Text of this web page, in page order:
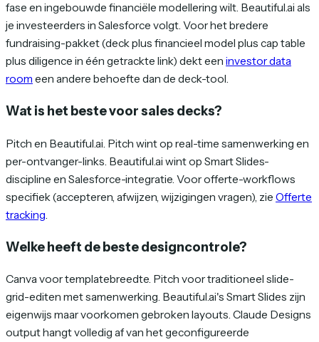
fase en ingebouwde financiële modellering wilt. Beautiful.ai als
je investeerders in Salesforce volgt. Voor het bredere
fundraising-pakket (deck plus financieel model plus cap table
plus diligence in één getrackte link) dekt een investor data
room een andere behoefte dan de deck-tool.
Wat is het beste voor sales decks?
Pitch en Beautiful.ai. Pitch wint op real-time samenwerking en
per-ontvanger-links. Beautiful.ai wint op Smart Slides-
discipline en Salesforce-integratie. Voor offerte-workflows
specifiek (accepteren, afwijzen, wijzigingen vragen), zie Offerte
tracking
Welke heeft de beste designcontrole?
Canva voor templatebreedte. Pitch voor traditioneel slide-
grid-editen met samenwerking. Beautiful.ai's Smart Slides zijn
eigenwijs maar voorkomen gebroken layouts. Claude Designs
output hangt volledig af van het geconfigureerde